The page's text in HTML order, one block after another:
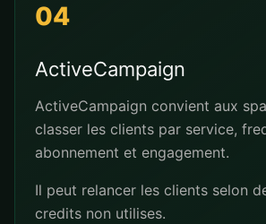
04
ActiveCampaign
ActiveCampaign convient aux
classer les clients par service,
abonnement et engagement.
Il peut relancer les clients selon
credits non utilises.